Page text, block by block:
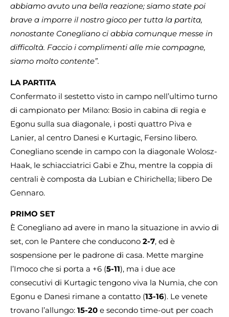
abbiamo avuto una bella reazione; siamo state poi
brave a imporre il nostro gioco per tutta la partita,
nonostante Conegliano ci abbia comunque messe in
difficoltà. Faccio i complimenti alle mie compagne,
siamo molto contente”.
LA PARTITA
Confermato il sestetto visto in campo nell’ultimo turno
di campionato per Milano: Bosio in cabina di regia e
Egonu sulla sua diagonale, i posti quattro Piva e
Lanier, al centro Danesi e Kurtagic, Fersino libero.
Conegliano scende in campo con la diagonale Wolosz-
Haak, le schiacciatrici Gabi e Zhu, mentre la coppia di
centrali è composta da Lubian e Chirichella; libero De
Gennaro.
PRIMO SET
È Conegliano ad avere in mano la situazione in avvio di
set, con le Pantere che conducono 2-7, ed è
sospensione per le padrone di casa. Mette margine
l’Imoco che si porta a +6 (5-11), ma i due ace
consecutivi di Kurtagic tengono viva la Numia, che con
Egonu e Danesi rimane a contatto (13-16). Le venete
trovano l’allungo: 15-20 e secondo time-out per coach